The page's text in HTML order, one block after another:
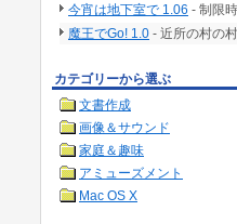
今宵は地下室で 1.06 - 制限
魔王でGo! 1.0 - 近所の村の
カテゴリーから選ぶ
文書作成
画像＆サウンド
家庭＆趣味
アミューズメント
Mac OS X